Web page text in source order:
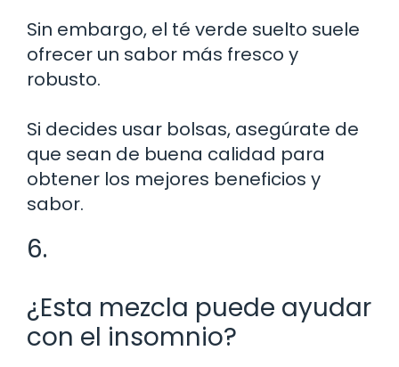
Sin embargo, el té verde suelto suele
ofrecer un sabor más fresco y
robusto.
Si decides usar bolsas, asegúrate de
que sean de buena calidad para
obtener los mejores beneficios y
sabor.
6.
¿Esta mezcla puede ayudar
con el insomnio?